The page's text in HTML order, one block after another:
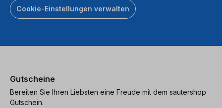
Cookie-Einstellungen verwalten
Gutscheine
Bereiten Sie Ihren Liebsten eine Freude mit dem sautershop
Gutschein.